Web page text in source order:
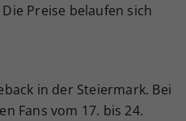
Preise belaufen sich
in der Steiermark. Bei
Fans vom 17. bis 24.